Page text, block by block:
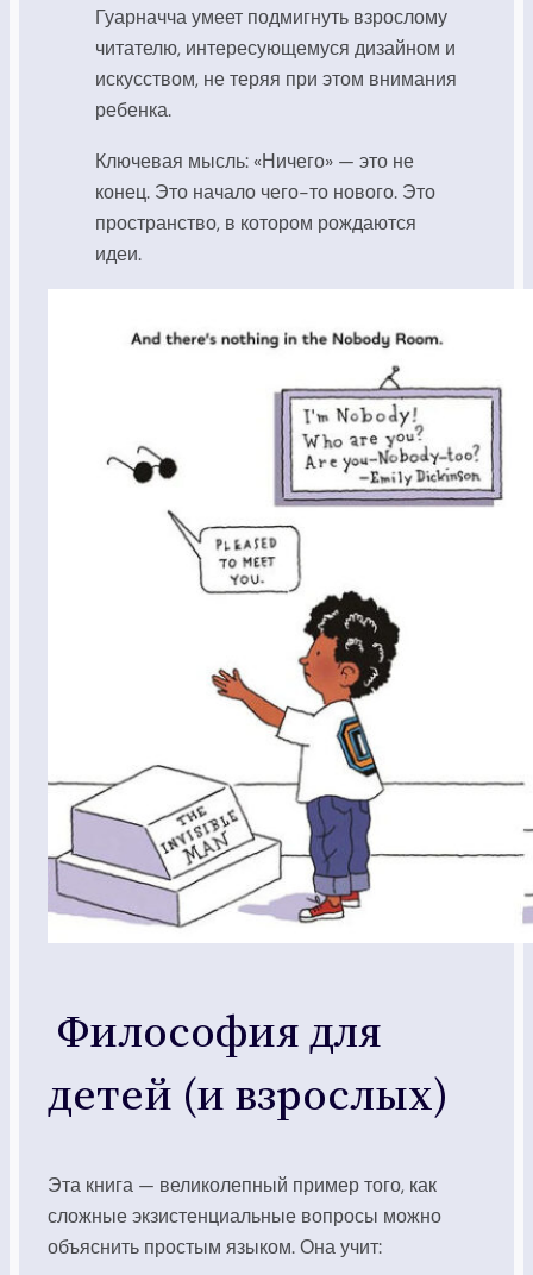
Гуарначча умеет подмигнуть взрослому
читателю, интересующемуся дизайном и
искусством, не теряя при этом внимания
ребенка.
Ключевая мысль: «Ничего» — это не
конец. Это начало чего-то нового. Это
пространство, в котором рождаются
идеи.
Философия для
детей (и взрослых)
Эта книга — великолепный пример того, как
сложные экзистенциальные вопросы можно
объяснить простым языком. Она учит: